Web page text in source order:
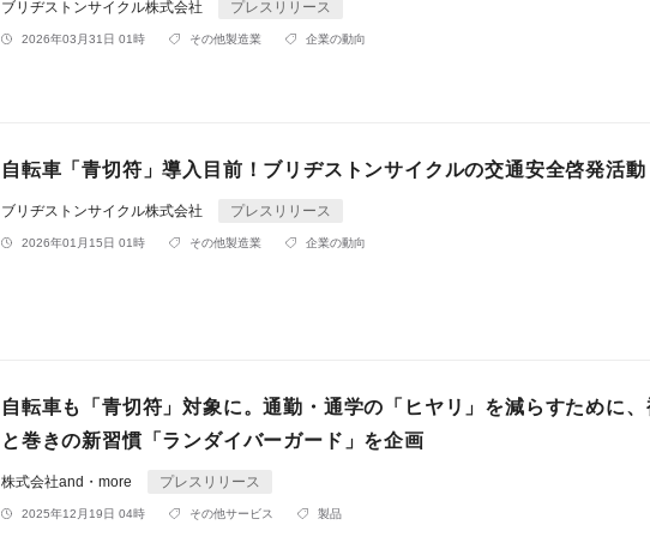
ブリヂストンサイクル株式会社 プレスリリース
2026年03月31日 01時 その他製造業 企業の動向
自転車「青切符」導入目前！ブリヂストンサイクルの交通安全啓発活動
ブリヂストンサイクル株式会社 プレスリリース
2026年01月15日 01時 その他製造業 企業の動向
自転車も「青切符」対象に。通勤・通学の「ヒヤリ」を減らすために
と巻きの新習慣「ランダイバーガード」を企画
株式会社and・more プレスリリース
2025年12月19日 04時 その他サービス 製品